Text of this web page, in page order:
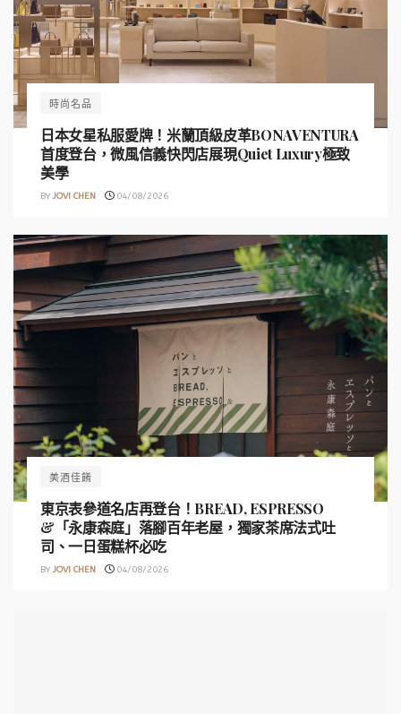
時尚名品
日本女星私服愛牌！米蘭頂級皮革BONAVENTURA
首度登台，微風信義快閃店展現Quiet Luxury極致
美學
BY JOVI CHEN 04/08/2026
美酒佳餚
東京表參道名店再登台！BREAD, ESPRESSO
&「永康森庭」落腳百年老屋，獨家茶席法式吐
司、一日蛋糕杯必吃
BY JOVI CHEN 04/08/2026